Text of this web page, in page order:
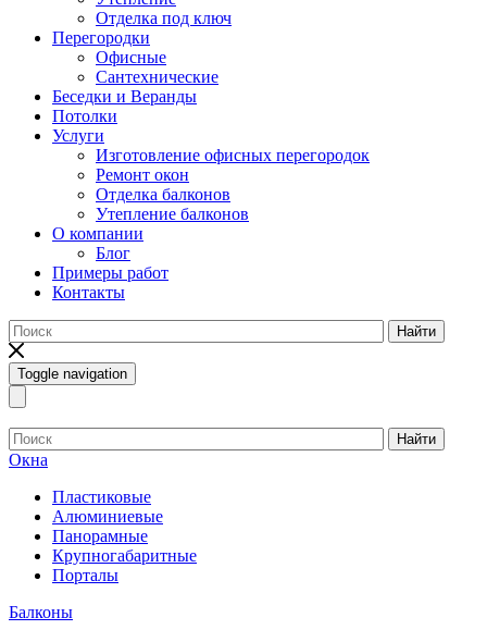
Отделка под ключ
Перегородки
Офисные
Сантехнические
Беседки и Веранды
Потолки
Услуги
Изготовление офисных перегородок
Ремонт окон
Отделка балконов
Утепление балконов
О компании
Блог
Примеры работ
Контакты
Найти
Toggle navigation
Найти
Окна
Пластиковые
Алюминиевые
Панорамные
Крупногабаритные
Порталы
Балконы